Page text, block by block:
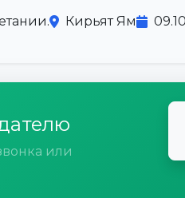
Кирьят Ям
или